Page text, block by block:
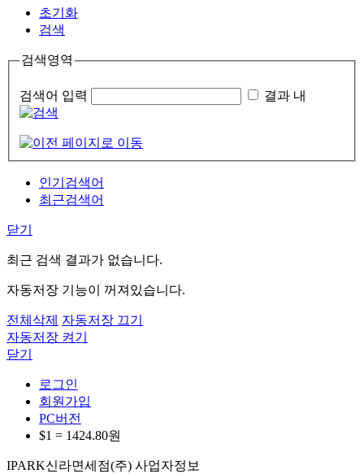
초기화
검색
검색영역
검색어 입력 결과 내
인기검색어
최근검색어
닫기
최근 검색 결과가 없습니다.
자동저장 기능이 꺼져있습니다.
전체삭제 자동저장 끄기
자동저장 켜기
닫기
로그인
회원가입
PC버전
$1 = 1424.80원
IPARK신라면세점(주) 사업자정보